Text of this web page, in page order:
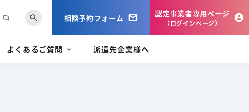
forum search 相談予約フォーム 認定事業者専用ページ
（ログインページ）
よくあるご質問 派遣先企業様へ